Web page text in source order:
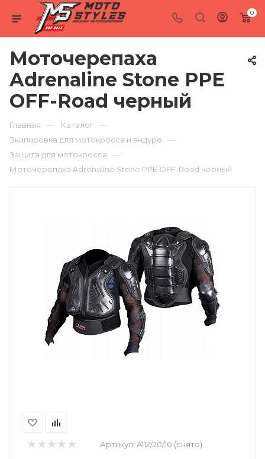
0
Моточерепаха
Adrenaline Stone PPE
OFF-Road черный
Главная — Каталог —
Экипировка для мотокросса и эндуро —
Защита для мотокросса —
Моточерепаха Adrenaline Stone PPE OFF-Road черный
Артикул: A112/20/10 (снято)